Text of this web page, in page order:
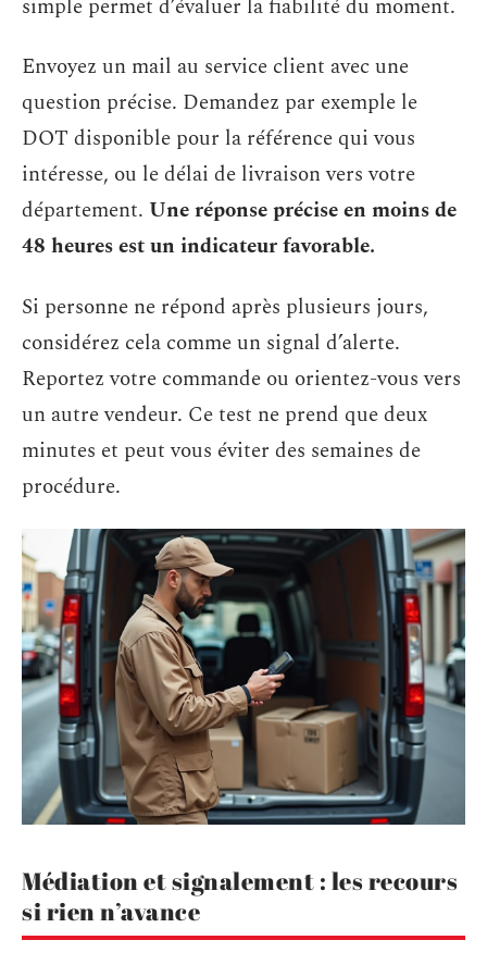
simple permet d’évaluer la fiabilité du moment.
Envoyez un mail au service client avec une
question précise. Demandez par exemple le
DOT disponible pour la référence qui vous
intéresse, ou le délai de livraison vers votre
département. Une réponse précise en moins de
48 heures est un indicateur favorable.
Si personne ne répond après plusieurs jours,
considérez cela comme un signal d’alerte.
Reportez votre commande ou orientez-vous vers
un autre vendeur. Ce test ne prend que deux
minutes et peut vous éviter des semaines de
procédure.
Médiation et signalement : les recours
si rien n’avance